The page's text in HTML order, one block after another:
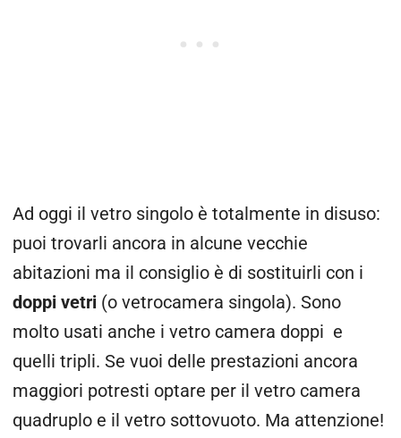
Ad oggi il vetro singolo è totalmente in disuso:
puoi trovarli ancora in alcune vecchie
abitazioni ma il consiglio è di sostituirli con i
doppi vetri (o vetrocamera singola). Sono
molto usati anche i vetro camera doppi e
quelli tripli. Se vuoi delle prestazioni ancora
maggiori potresti optare per il vetro camera
quadruplo e il vetro sottovuoto. Ma attenzione!